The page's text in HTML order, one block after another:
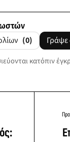
(0) Γράψε
κατόπιν